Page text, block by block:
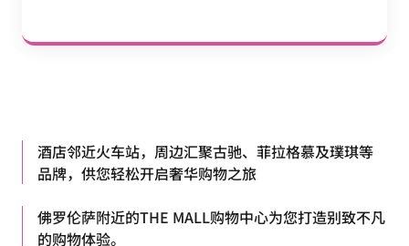
酒店邻近火车站，周边汇聚古驰、菲拉格慕及璞琪等
品牌，供您轻松开启奢华购物之旅
佛罗伦萨附近的THE MALL购物中心为您打造别致不凡
的购物体验。